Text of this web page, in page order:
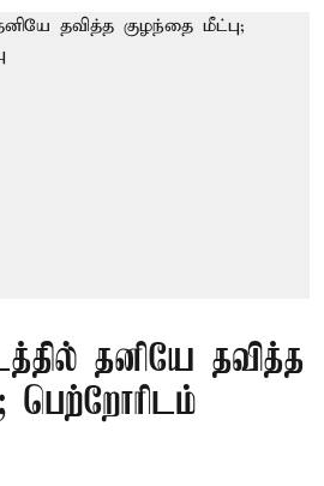
தனியே தவித்த
பெற்றோரிடம்